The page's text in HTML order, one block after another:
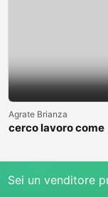
Agrate Brianza
cerco lavoro come
Sei un venditore